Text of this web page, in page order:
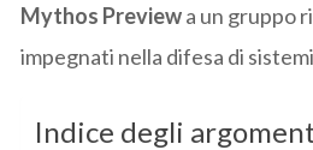
Mythos Previewa un gruppo
impegnati nella difesa di
Indice degli